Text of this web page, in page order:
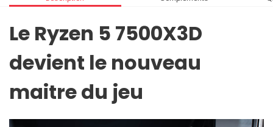
Le Ryzen 5 7500X3D
devient le nouveau
maitre du jeu